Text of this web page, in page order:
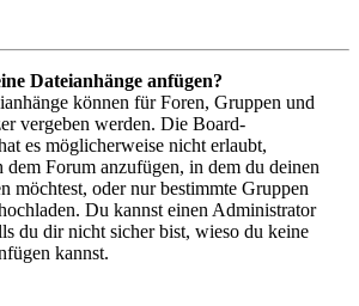
Dateianhänge anfügen?
können für Foren, Gruppen und
vergeben werden. Die Board-
es möglicherweise nicht erlaubt,
dem Forum anzufügen, in dem du deinen
möchtest, oder nur bestimmte Gruppen
Du kannst einen Administrator
du dir nicht sicher bist, wieso du keine
kannst.